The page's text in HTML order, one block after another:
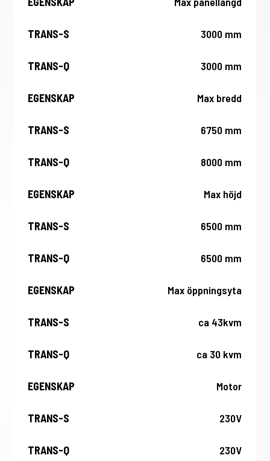
3000 mm
3000 mm
Max bredd
6750 mm
8000 mm
Max höjd
6500 mm
6500 mm
Max öppningsyta
ca 43kvm
ca 30 kvm
Motor
230V
230V